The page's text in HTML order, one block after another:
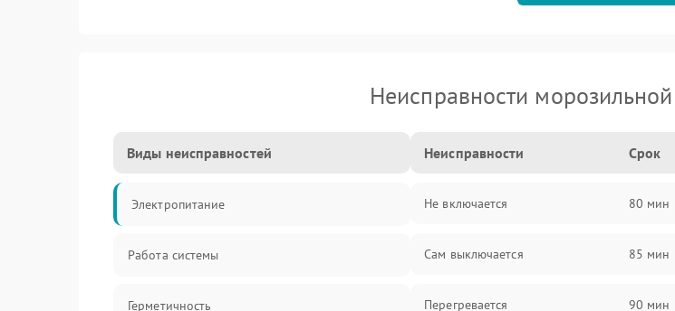
Неисправности
Виды неисправностей
Электропитание
Работа системы
Герметичность
Неисправности Срок
Не включается 80 мин
Сам выключается 85 мин
Перегревается 90 мин